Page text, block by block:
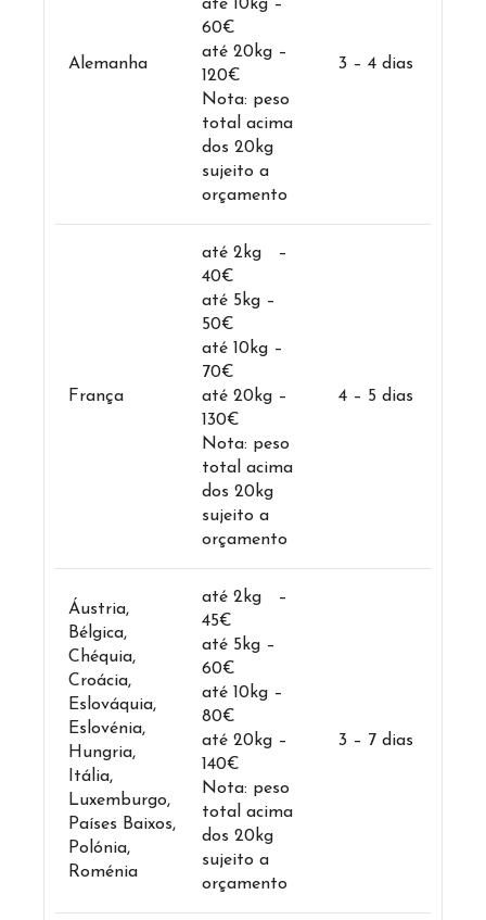
Alemanha
até 10kg –
60€
até 20kg –
120€
Nota: peso
total acima
dos 20kg
sujeito a
orçamento
3 – 4 dias
França
até 2kg –
40€
até 5kg –
50€
até 10kg –
70€
até 20kg –
130€
Nota: peso
total acima
dos 20kg
sujeito a
orçamento
4 – 5 dias
Áustria,
Bélgica,
Chéquia,
Croácia,
Eslováquia,
Eslovénia,
Hungria,
Itália,
Luxemburgo,
Países Baixos,
Polónia,
Roménia
até 2kg –
45€
até 5kg –
60€
até 10kg –
80€
até 20kg –
140€
Nota: peso
total acima
dos 20kg
sujeito a
orçamento
3 – 7 dias